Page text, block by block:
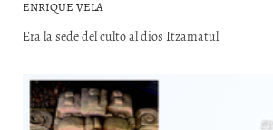
ENRIQUE VELA
Era la sede del culto al dios Itzamatul